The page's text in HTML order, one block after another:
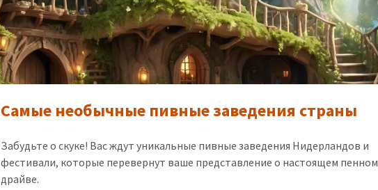
Самые необычные пивные заведения страны
Забудьте о скуке! Вас ждут уникальные пивные заведения Нидерландов и
фестивали, которые перевернут ваше представление о настоящем пенном
драйве.